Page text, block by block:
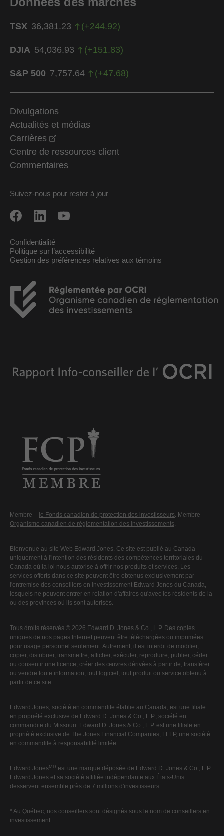
TSX 36,381.23 (+244.92)
DJIA 54,036.93 (+151.83)
S&P 500 7,757.64 (+47.68)
Divulgations
Actualités et médias
Carrières
Centre de ressources client
Commentaires
Suivez-nous pour rester à jour
Confidentialité
Politique sur l’accessibilité
Gestion des préférences relatives aux témoins
Membre – le Fonds canadien de protection des investisseurs. Membre –
Organisme canadien de réglementation des investissements.
Bienvenue au site Web Edward Jones. Ce site est publié au Canada
uniquement à l'intention des résidents des compétences territoriales du
Canada où la loi nous autorise à offrir nos produits et services. Les
services offerts dans ce site peuvent être obtenus exclusivement par
l'entremise des conseillers en investissement Edward Jones du Canada,
lesquels ne peuvent entrer en relation d'affaires qu'avec les résidents de la
ou des provinces où ils sont autorisés.
Tous droits réservés © 2026 Edward D. Jones & Co., L.P. Des copies
uniques de nos pages Internet peuvent être téléchargées ou imprimées
pour usage personnel seulement. Autrement, il est interdit de modifier,
copier, distribuer, transmettre, afficher, exécuter, reproduire, publier, céder
ou consentir une licence, créer des œuvres dérivées à partir de, transférer
ou vendre toute information, tout logiciel, tout produit ou service obtenu à
partir de ce site.
Edward Jones, société en commandite établie au Canada, est une filiale
en propriété exclusive de Edward D. Jones & Co., L.P., société en
commandite du Missouri. Edward D. Jones & Co., L.P. est une filiale en
propriété exclusive de The Jones Financial Companies, LLLP, une société
en commandite à responsabilité limitée.
Edward JonesMD est une marque déposée de Edward D. Jones & Co., L.P.
Edward Jones et sa société affiliée indépendante aux États-Unis
desservent ensemble près de 7 millions d'investisseurs.
* Au Québec, nos conseillers sont désignés sous le nom de conseillers en
investissement.